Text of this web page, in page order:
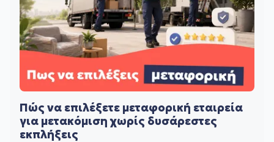
Πώς να επιλέξετε μεταφορική εταιρεία
για μετακόμιση χωρίς δυσάρεστες
εκπλήξεις